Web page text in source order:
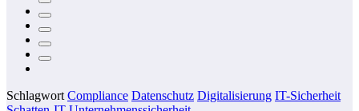
Schlagwort Compliance Datenschutz Digitalisierung IT-Sicherheit